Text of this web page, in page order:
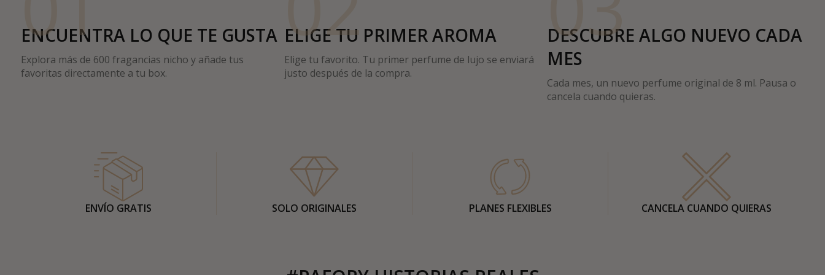
ENCUENTRA LO QUE TE GUSTA
Explora más de 600 fragancias nicho y añade tus
favoritas directamente a tu box.
ELIGE TU PRIMER AROMA
Elige tu favorito. Tu primer perfume de lujo se enviará
justo después de la compra.
DESCUBRE ALGO NUEVO CADA
MES
Cada mes, un nuevo perfume original de 8 ml. Pausa o
cancela cuando quieras.
ENVÍO GRATIS SOLO ORIGINALES PLANES FLEXIBLES CANCELA CUANDO QUIERAS